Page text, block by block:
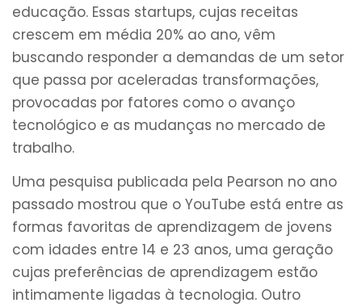
educação. Essas startups, cujas receitas
crescem em média 20% ao ano, vêm
buscando responder a demandas de um setor
que passa por aceleradas transformações,
provocadas por fatores como o avanço
tecnológico e as mudanças no mercado de
trabalho.
Uma pesquisa publicada pela Pearson no ano
passado mostrou que o YouTube está entre as
formas favoritas de aprendizagem de jovens
com idades entre 14 e 23 anos, uma geração
cujas preferências de aprendizagem estão
intimamente ligadas à tecnologia. Outro